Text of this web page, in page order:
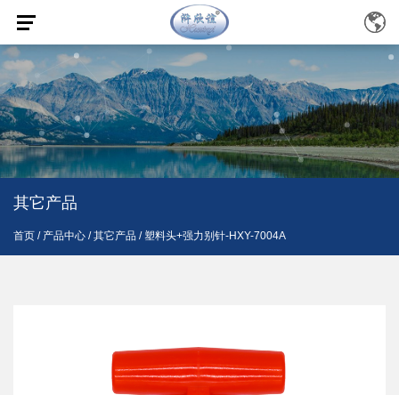
其它产品
首页 / 产品中心 /其它产品 /塑料头+强力别针-HXY-7004A